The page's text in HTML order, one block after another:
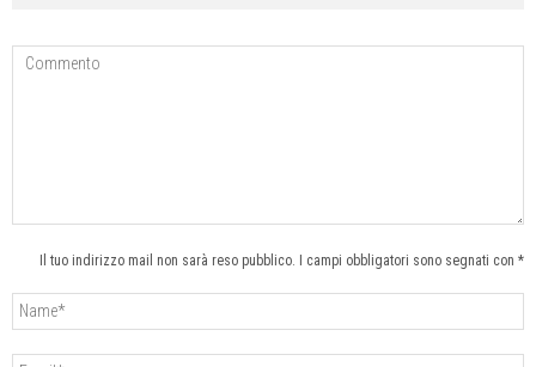
Il tuo indirizzo mail non sarà reso pubblico. I campi obbligatori sono segnati con *